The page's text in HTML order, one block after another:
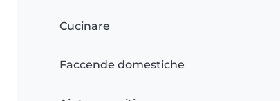
Cucinare
Faccende domestiche